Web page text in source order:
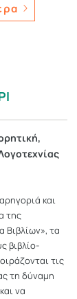
και
της
Βιβλίων», τα
βιβλίο-
τις
τη δύναμη
να